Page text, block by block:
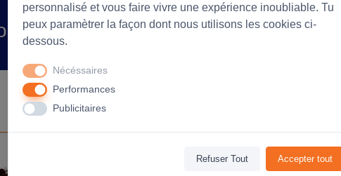
jersey 175g col rond - Femme -
Code
personnalisé et vous faire vivre une expérience inoubliable. Tu
peux paramètrer la façon dont nous utilisons les cookies ci-
dessous.
Nécéssaires
Performances
Publicitaires
Refuser Tout Accepter tout